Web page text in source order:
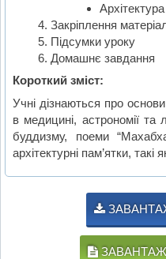
Архітектура
Закріплення
Підсумки уроку
Домашнє завдання
Короткий зміст:
Учні дізнаються про
в медицині, астрономії та
буддизму, поеми
архітектурні пам’ятки,